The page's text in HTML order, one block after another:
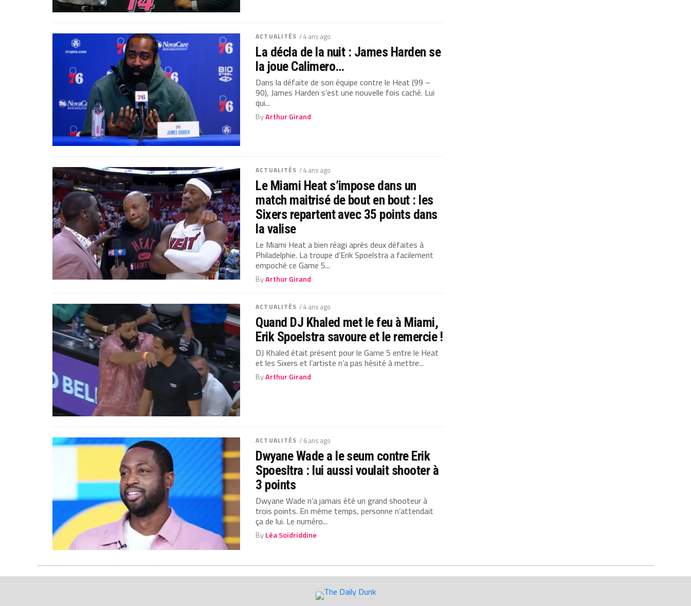
ACTUALITÉS / 4 ans ago
La décla de la nuit : James Harden se
la joue Calimero…
Dans la défaite de son équipe contre le Heat (99 –
90), James Harden s’est une nouvelle fois caché. Lui
qui...
ByArthur Girand
ACTUALITÉS / 4 ans ago
Le Miami Heat s’impose dans un
match maitrisé de bout en bout : les
Sixers repartent avec 35 points dans
la valise
Le Miami Heat a bien réagi après deux défaites à
Philadelphie. La troupe d’Erik Spoelstra a facilement
empoché ce Game 5...
ByArthur Girand
ACTUALITÉS / 4 ans ago
Quand DJ Khaled met le feu à Miami,
Erik Spoelstra savoure et le remercie !
DJ Khaled était présent pour le Game 5 entre le Heat
et les Sixers et l’artiste n’a pas hésité à mettre...
ByArthur Girand
ACTUALITÉS / 6 ans ago
Dwyane Wade a le seum contre Erik
Spoesltra : lui aussi voulait shooter à
3 points
Dwyane Wade n’a jamais été un grand shooteur à
trois points. En même temps, personne n’attendait
ça de lui. Le numéro...
ByLéa Soidriddine